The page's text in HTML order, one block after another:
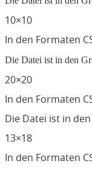
10×10
In den Formaten
Die Datei ist in den
20×20
In den Formaten
Die Datei ist in
13×18
In den Formaten